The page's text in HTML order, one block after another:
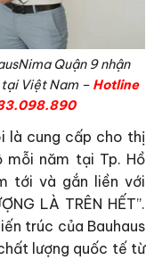
Quận 9 nhận
Việt Nam – Hotline
là cung cấp cho thị
mỗi năm tại Tp. Hồ
tới và gắn liền với
LÀ TRÊN HẾT”.
trúc của Bauhaus
lượng quốc tế từ